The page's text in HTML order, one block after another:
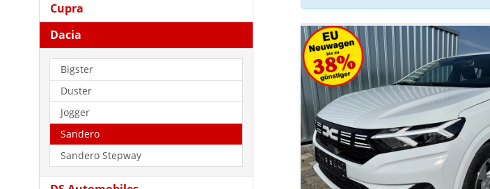
Cupra
Dacia
Bigster
Duster
Jogger
Sandero
Sandero Stepway